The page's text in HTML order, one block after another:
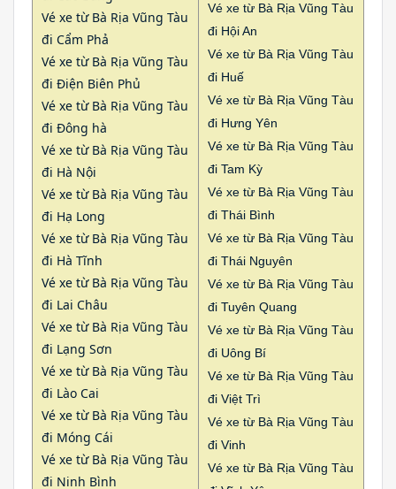
Vé xe từ Bà Rịa Vũng Tàu
đi Cẩm Phả
Vé xe từ Bà Rịa Vũng Tàu
đi Điện Biên Phủ
Vé xe từ Bà Rịa Vũng Tàu
đi Đông hà
Vé xe từ Bà Rịa Vũng Tàu
đi Hà Nội
Vé xe từ Bà Rịa Vũng Tàu
đi Hạ Long
Vé xe từ Bà Rịa Vũng Tàu
đi Hà Tĩnh
Vé xe từ Bà Rịa Vũng Tàu
đi Lai Châu
Vé xe từ Bà Rịa Vũng Tàu
đi Lạng Sơn
Vé xe từ Bà Rịa Vũng Tàu
đi Lào Cai
Vé xe từ Bà Rịa Vũng Tàu
đi Móng Cái
Vé xe từ Bà Rịa Vũng Tàu
đi Ninh Bình
Vé xe từ Bà Rịa Vũng Tàu
đi Hội An
Vé xe từ Bà Rịa Vũng Tàu
đi Huế
Vé xe từ Bà Rịa Vũng Tàu
đi Hưng Yên
Vé xe từ Bà Rịa Vũng Tàu
đi Tam Kỳ
Vé xe từ Bà Rịa Vũng Tàu
đi Thái Bình
Vé xe từ Bà Rịa Vũng Tàu
đi Thái Nguyên
Vé xe từ Bà Rịa Vũng Tàu
đi Tuyên Quang
Vé xe từ Bà Rịa Vũng Tàu
đi Uông Bí
Vé xe từ Bà Rịa Vũng Tàu
đi Việt Trì
Vé xe từ Bà Rịa Vũng Tàu
đi Vinh
Vé xe từ Bà Rịa Vũng Tàu